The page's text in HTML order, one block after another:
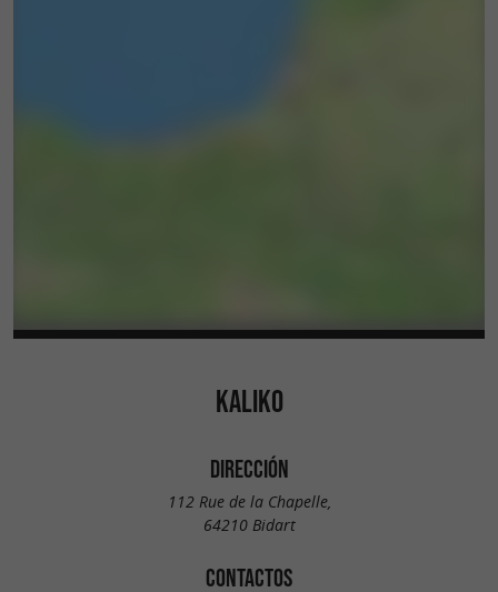
KALIKO
DIRECCIÓN
112 Rue de la Chapelle,
64210 Bidart
CONTACTOS